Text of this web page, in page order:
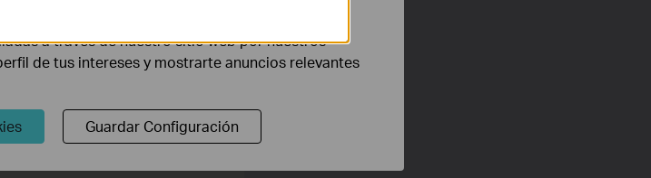
a través de nuestro sitio web por nuestros
de tus intereses y mostrarte anuncios relevantes
Guardar Configuración